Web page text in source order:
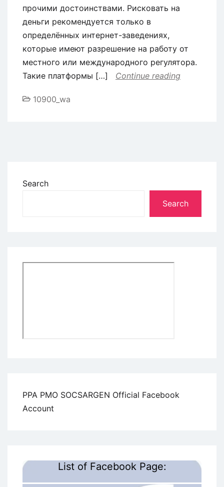
прочими достоинствами. Рисковать на
деньги рекомендуется только в
определённых интернет-заведениях,
которые имеют разрешение на работу от
местного или международного регулятора.
Такие платформы […]
Continue reading
10900_wa
Search
Search
PPA PMO SOCSARGEN Official Facebook
Account
List of Facebook Page: